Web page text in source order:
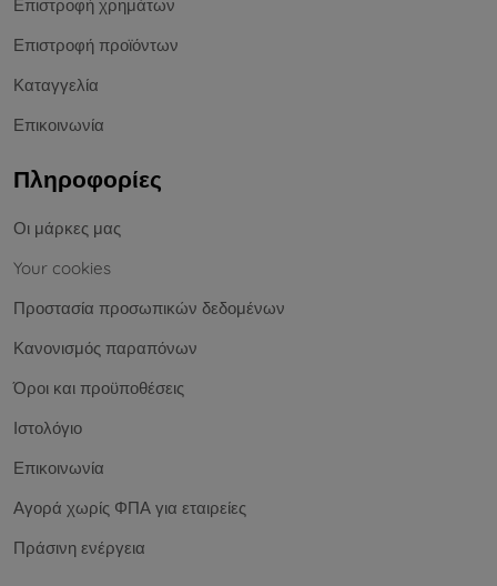
Επιστροφή χρημάτων
Επιστροφή προϊόντων
Καταγγελία
Επικοινωνία
Πληροφορίες
Οι μάρκες μας
Your cookies
Προστασία προσωπικών δεδομένων
Κανονισμός παραπόνων
Όροι και προϋποθέσεις
Ιστολόγιο
Επικοινωνία
Αγορά χωρίς ΦΠΑ για εταιρείες
Πράσινη ενέργεια